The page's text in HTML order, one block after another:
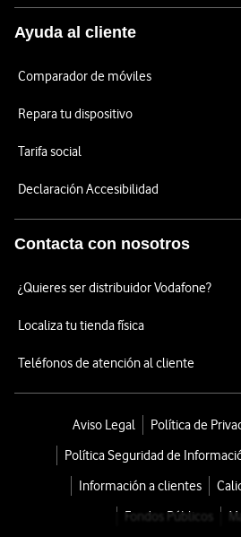
Ayuda al cliente
Comparador de móviles
Repara tu dispositivo
Tarifa social
Declaración Accesibilidad
Contacta con nosotros
¿Quieres ser distribuidor Vodafone?
Localiza tu tienda física
Teléfonos de atención al cliente
Aviso Legal
Política de
Política Seguridad de
Información a clientes
Fondos Públicos